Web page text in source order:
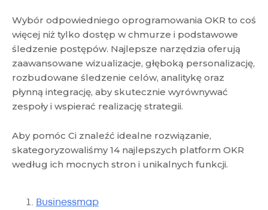
Wybór odpowiedniego oprogramowania OKR to coś
więcej niż tylko dostęp w chmurze i podstawowe
śledzenie postępów. Najlepsze narzędzia oferują
zaawansowane wizualizacje, głęboką personalizację,
rozbudowane śledzenie celów, analitykę oraz
płynną integrację, aby skutecznie wyrównywać
zespoły i wspierać realizację strategii.
Aby pomóc Ci znaleźć idealne rozwiązanie,
skategoryzowaliśmy 14 najlepszych platform OKR
według ich mocnych stron i unikalnych funkcji.
Businessmap